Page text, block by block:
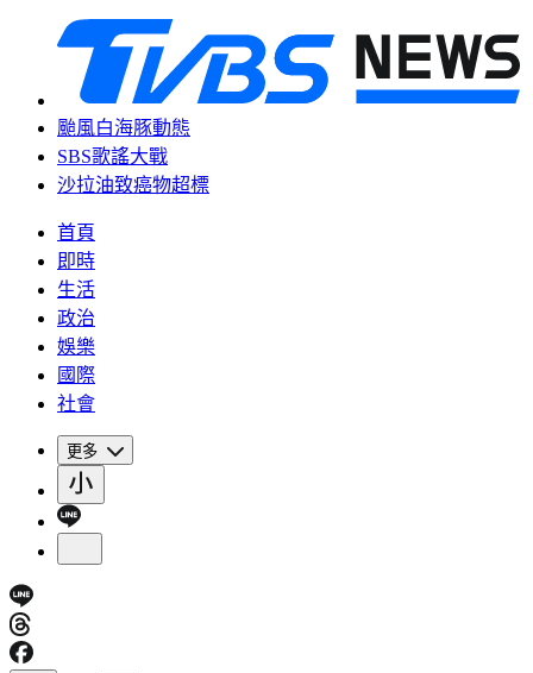
颱風白海豚動態
SBS歌謠大戰
沙拉油致癌物超標
首頁
即時
生活
政治
娛樂
國際
社會
更多